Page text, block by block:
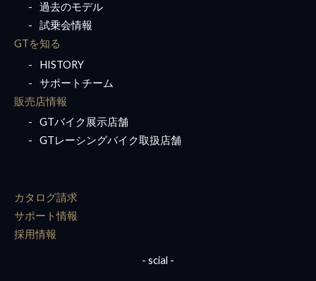
過去のモデル
試乗会情報
GTを知る
HISTORY
サポートチーム
販売店情報
GTバイク展示店舗
GTレーシングバイク取扱店舗
カタログ請求
サポート情報
採用情報
- scial -